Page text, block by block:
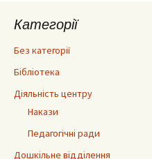
Категорії
Без категорії
Бібліотека
Діяльність центру
Накази
Педагогічні ради
Дошкільне відділення